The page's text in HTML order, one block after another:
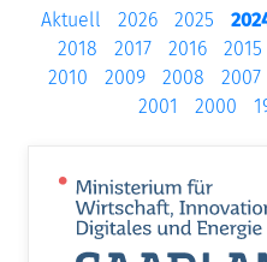
Aktuell 2026 2025
2018
2017 2016 2015
2010
2009 2008 2007
2001
2000